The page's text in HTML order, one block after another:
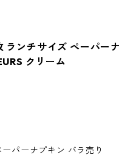
ランチサイズ ペーパーナ
クリーム
パーナプキン バラ売り